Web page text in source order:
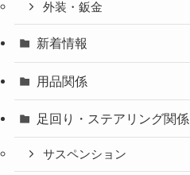
外装・鈑金
新着情報
用品関係
足回り・ステアリング関係
サスペンション